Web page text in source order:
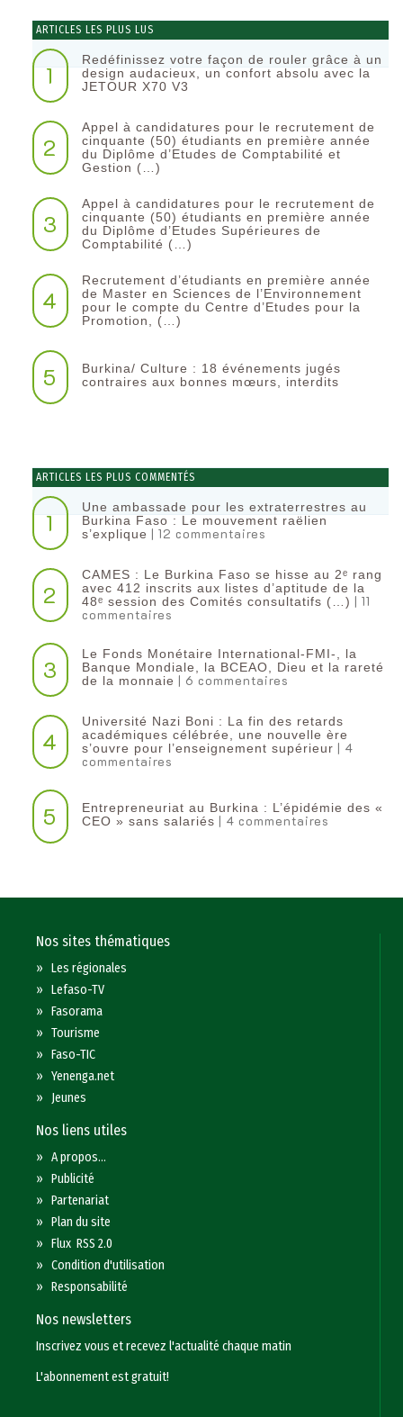
ARTICLES LES PLUS LUS
1
Redéfinissez votre façon de rouler grâce à un
design audacieux, un confort absolu avec la
JETOUR X70 V3
2
Appel à candidatures pour le recrutement de
cinquante (50) étudiants en première année
du Diplôme d’Etudes de Comptabilité et
Gestion (…)
3
Appel à candidatures pour le recrutement de
cinquante (50) étudiants en première année
du Diplôme d’Etudes Supérieures de
Comptabilité (…)
4
Recrutement d’étudiants en première année
de Master en Sciences de l’Environnement
pour le compte du Centre d’Etudes pour la
Promotion, (…)
5
Burkina/ Culture : 18 événements jugés
contraires aux bonnes mœurs, interdits
ARTICLES LES PLUS COMMENTÉS
1
Une ambassade pour les extraterrestres au
Burkina Faso : Le mouvement raëlien
s’explique | 12 commentaires
2
CAMES : Le Burkina Faso se hisse au 2ᵉ rang
avec 412 inscrits aux listes d’aptitude de la
48ᵉ session des Comités consultatifs (…) | 11
commentaires
3
Le Fonds Monétaire International-FMI-, la
Banque Mondiale, la BCEAO, Dieu et la rareté
de la monnaie | 6 commentaires
4
Université Nazi Boni : La fin des retards
académiques célébrée, une nouvelle ère
s’ouvre pour l’enseignement supérieur | 4
commentaires
5
Entrepreneuriat au Burkina : L’épidémie des «
CEO » sans salariés | 4 commentaires
Nos sites thématiques
»Les régionales
»Lefaso-TV
»Fasorama
»Tourisme
»Faso-TIC
»Yenenga.net
» Jeunes
Nos liens utiles
»A propos...
»Publicité
»Partenariat
»Plan du site
»Flux RSS 2.0
»Condition d'utilisation
»Responsabilité
Nos newsletters
Inscrivez vous et recevez l'actualité chaque matin
L'abonnement est gratuit!